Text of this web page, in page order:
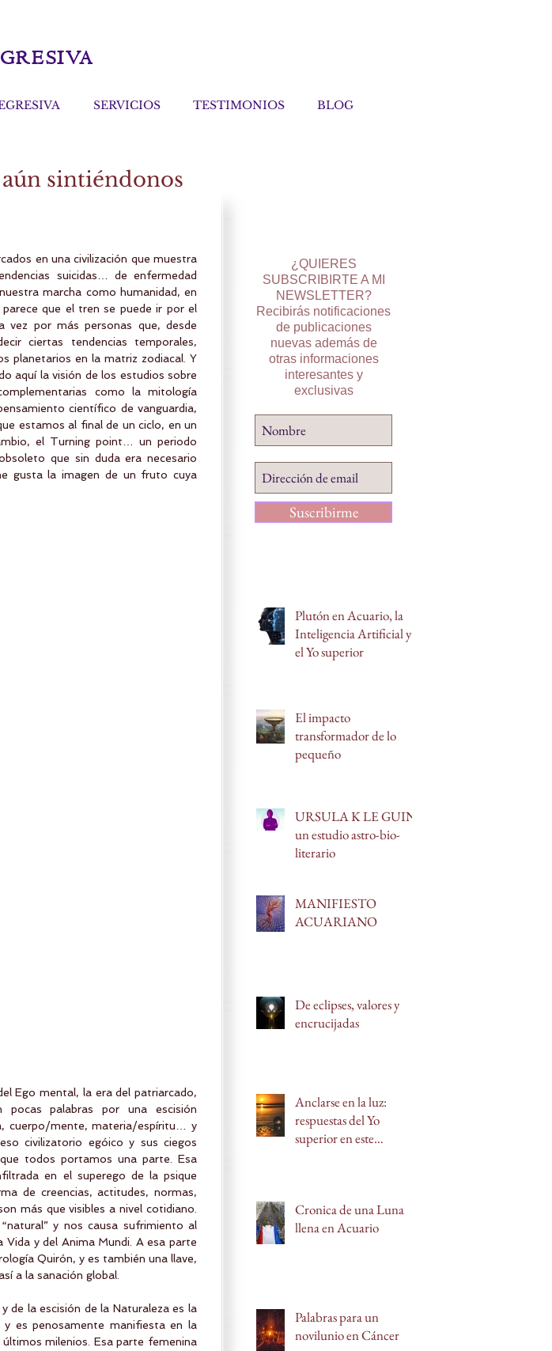
SERVICIOS TESTIMONIOS BLOG
sintiéndonos
en una civilización que muestra
suicidas… de enfermedad
marcha como humanidad, en
que el tren se puede ir por el
vez por más personas que, desde
ciertas tendencias temporales,
planetarios en la matriz zodiacal. Y
aquí la visión de los estudios sobre
como la mitología
científico de vanguardia,
estamos al final de un ciclo, en un
el Turning point… un periodo
que sin duda era necesario
gusta la imagen de un fruto cuya
Ego mental, la era del patriarcado,
palabras por una escisión
cuerpo/mente, materia/espíritu… y
civilizatorio egóico y sus ciegos
todos portamos una parte. Esa
en el superego de la psique
de creencias, actitudes, normas,
más que visibles a nivel cotidiano.
y nos causa sufrimiento al
y del Anima Mundi. A esa parte
Quirón, y es también una llave,
a la sanación global.
de la escisión de la Naturaleza es la
es penosamente manifiesta en la
milenios. Esa parte femenina
Plutón en Acuario, la
Inteligencia Artificial y
el Yo superior
El impacto
transformador de lo
pequeño
URSULA K LE GUIN:
un estudio astro-bio-
literario
MANIFIESTO
ACUARIANO
De eclipses, valores y
encrucijadas
Anclarse en la luz:
respuestas del Yo
superior en este
Cronica de una Luna
llena en Acuario
Palabras para un
novilunio en Cáncer
¿QUIERES
SUBSCRIBIRTE A MI
NEWSLETTER?
Recibirás notificaciones
de publicaciones
nuevas además de
otras informaciones
interesantes y
exclusivas
Suscribirme